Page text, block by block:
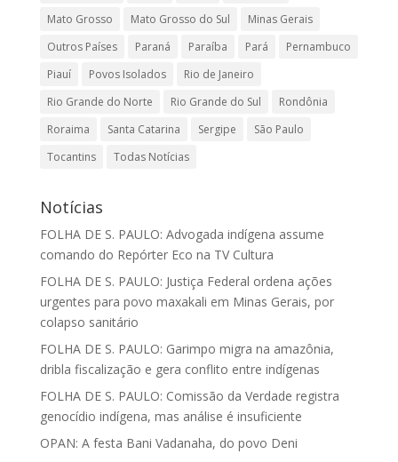
Mato Grosso
Mato Grosso do Sul
Minas Gerais
Outros Países
Paraná Paraíba Pará
Pernambuco
Piauí
Povos Isolados
Rio de Janeiro
Rio Grande do Norte
Rio Grande do Sul
Rondônia
Roraima
Santa Catarina Sergipe
São Paulo
Tocantins
Todas Notícias
Notícias
FOLHA DE S. PAULO: Advogada indígena assume
comando do Repórter Eco na TV Cultura
FOLHA DE S. PAULO: Justiça Federal ordena ações
urgentes para povo maxakali em Minas Gerais, por
colapso sanitário
FOLHA DE S. PAULO: Garimpo migra na amazônia,
dribla fiscalização e gera conflito entre indígenas
FOLHA DE S. PAULO: Comissão da Verdade registra
genocídio indígena, mas análise é insuficiente
OPAN: A festa Bani Vadanaha, do povo Deni